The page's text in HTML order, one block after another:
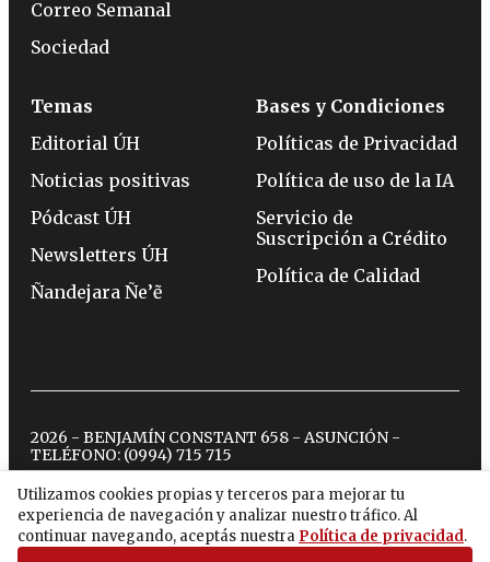
Utilizamos cookies propias y terceros para mejorar tu
experiencia de navegación y analizar nuestro tráfico. Al
continuar navegando, aceptás nuestra Política de privacidad.
Correo Semanal
Sociedad
Temas
Editorial ÚH
Noticias positivas
Pódcast ÚH
Newsletters ÚH
Ñandejara Ñe’ẽ
Bases y Condiciones
Políticas de Privacidad
Política de uso de la IA
Servicio de
Suscripción a Crédito
Política de Calidad
2026 - BENJAMÍN CONSTANT 658 - ASUNCIÓN -
TELÉFONO: (0994) 715 715
twitterinstagram
facebook
tiktokyoutubespotify